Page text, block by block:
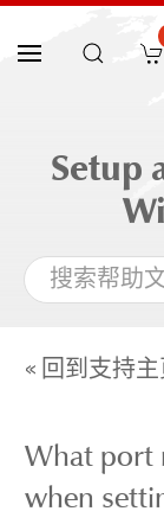
Setup
« 回到支持
What port
when